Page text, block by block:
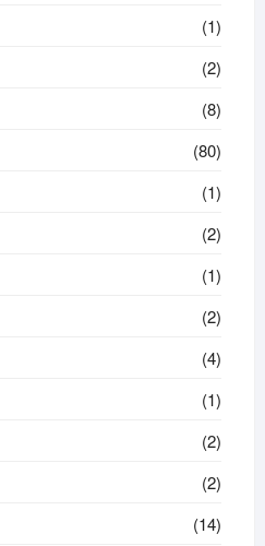
(1)
(2)
(8)
(80)
(1)
(2)
(1)
(2)
(4)
(1)
(2)
(2)
(14)